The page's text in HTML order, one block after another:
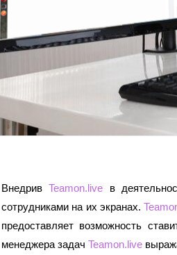
Внедрив Teamon.live в
сотрудниками на их экранах.
предоставляет возможность
менеджера задач Teamon.live